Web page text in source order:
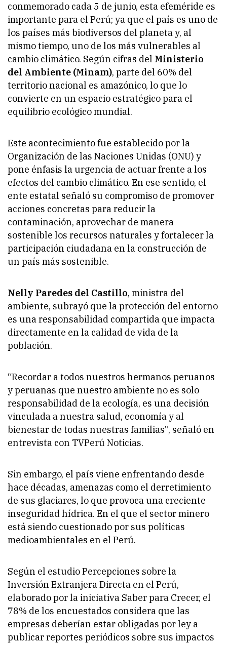
conmemorado cada 5 de junio, esta efeméride es
importante para el Perú; ya que el país es uno de
los países más biodiversos del planeta y, al
mismo tiempo, uno de los más vulnerables al
cambio climático. Según cifras del Ministerio
del Ambiente (Minam), parte del 60% del
territorio nacional es amazónico, lo que lo
convierte en un espacio estratégico para el
equilibrio ecológico mundial.
Este acontecimiento fue establecido por la
Organización de las Naciones Unidas (ONU) y
pone énfasis la urgencia de actuar frente a los
efectos del cambio climático. En ese sentido, el
ente estatal señaló su compromiso de promover
acciones concretas para reducir la
contaminación, aprovechar de manera
sostenible los recursos naturales y fortalecer la
participación ciudadana en la construcción de
un país más sostenible.
Nelly Paredes del Castillo, ministra del
ambiente, subrayó que la protección del entorno
es una responsabilidad compartida que impacta
directamente en la calidad de vida de la
población.
“Recordar a todos nuestros hermanos peruanos
y peruanas que nuestro ambiente no es solo
responsabilidad de la ecología, es una decisión
vinculada a nuestra salud, economía y al
bienestar de todas nuestras familias”, señaló en
entrevista con TVPerú Noticias.
Sin embargo, el país viene enfrentando desde
hace décadas, amenazas como el derretimiento
de sus glaciares, lo que provoca una creciente
inseguridad hídrica. En el que el sector minero
está siendo cuestionado por sus políticas
medioambientales en el Perú.
Según el estudio Percepciones sobre la
Inversión Extranjera Directa en el Perú,
elaborado por la iniciativa Saber para Crecer, el
78% de los encuestados considera que las
empresas deberían estar obligadas por ley a
publicar reportes periódicos sobre sus impactos